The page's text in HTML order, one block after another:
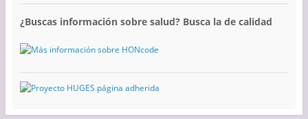
¿Buscas información sobre salud? Busca la de calidad